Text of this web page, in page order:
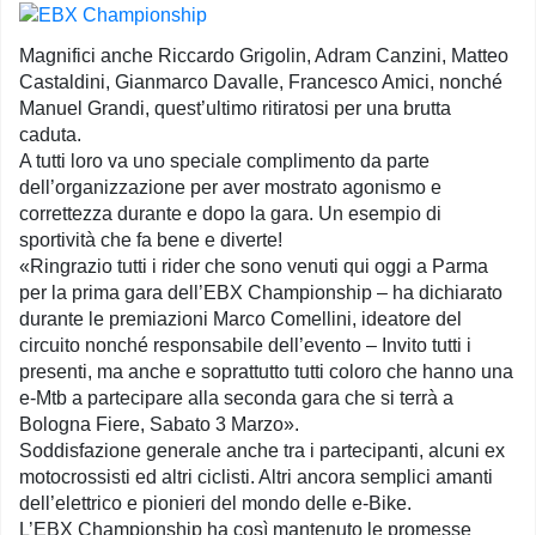
Magnifici anche Riccardo Grigolin, Adram Canzini, Matteo
Castaldini, Gianmarco Davalle, Francesco Amici, nonché
Manuel Grandi, quest’ultimo ritiratosi per una brutta
caduta.
A tutti loro va uno speciale complimento da parte
dell’organizzazione per aver mostrato agonismo e
correttezza durante e dopo la gara. Un esempio di
sportività che fa bene e diverte!
«Ringrazio tutti i rider che sono venuti qui oggi a Parma
per la prima gara dell’EBX Championship – ha dichiarato
durante le premiazioni Marco Comellini, ideatore del
circuito nonché responsabile dell’evento – Invito tutti i
presenti, ma anche e soprattutto tutti coloro che hanno una
e-Mtb a partecipare alla seconda gara che si terrà a
Bologna Fiere, Sabato 3 Marzo».
Soddisfazione generale anche tra i partecipanti, alcuni ex
motocrossisti ed altri ciclisti. Altri ancora semplici amanti
dell’elettrico e pionieri del mondo delle e-Bike.
L’EBX Championship ha così mantenuto le promesse